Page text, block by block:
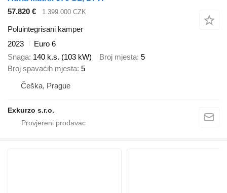
57.820 €
1.399.000 CZK
Poluintegrisani kamper
2023
Euro 6
Snaga 140 k.s. (103 kW) Broj mjesta 5
Broj spavaćih mjesta 5
Češka, Prague
Exkurzo s.r.o.